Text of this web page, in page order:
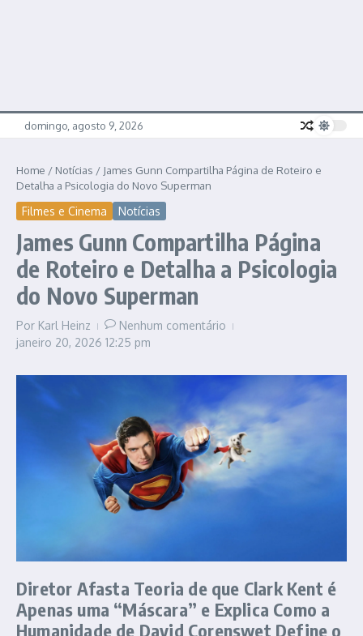
domingo, agosto 9, 2026
Home / Notícias / James Gunn Compartilha Página de Roteiro e
Detalha a Psicologia do Novo Superman
Filmes e Cinema Notícias
James Gunn Compartilha Página
de Roteiro e Detalha a Psicologia
do Novo Superman
Por Karl Heinz
Nenhum comentário
janeiro 20, 2026 12:25 pm
Diretor Afasta Teoria de que Clark Kent é
Apenas uma “Máscara” e Explica Como a
Humanidade de David Corenswet Define o